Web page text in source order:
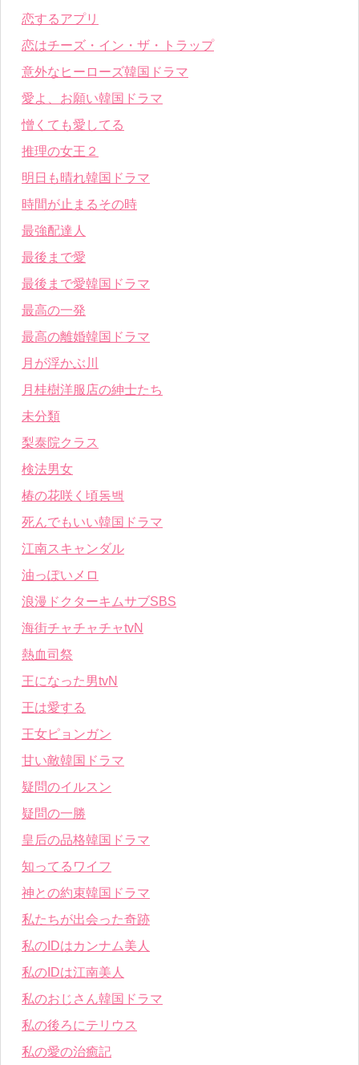
恋するアプリ
恋はチーズ・イン・ザ・トラップ
意外なヒーローズ韓国ドラマ
愛よ、お願い韓国ドラマ
憎くても愛してる
推理の女王２
明日も晴れ韓国ドラマ
時間が止まるその時
最強配達人
最後まで愛
最後まで愛韓国ドラマ
最高の一発
最高の離婚韓国ドラマ
月が浮かぶ川
月桂樹洋服店の紳士たち
未分類
梨泰院クラス
検法男女
椿の花咲く頃동백
死んでもいい韓国ドラマ
江南スキャンダル
油っぽいメロ
浪漫ドクターキムサブSBS
海街チャチャチャtvN
熱血司祭
王になった男tvN
王は愛する
王女ピョンガン
甘い敵韓国ドラマ
疑問のイルスン
疑問の一勝
皇后の品格韓国ドラマ
知ってるワイフ
神との約束韓国ドラマ
私たちが出会った奇跡
私のIDはカンナム美人
私のIDは江南美人
私のおじさん韓国ドラマ
私の後ろにテリウス
私の愛の治癒記